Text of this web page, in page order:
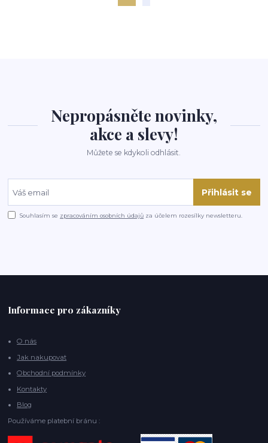
Nepropásněte novinky,
akce a slevy!
Můžete se kdykoli odhlásit.
Přihlásit se
Souhlasím se zpracováním osobních údajů za účelem rozesílky newsletteru.
Informace pro zákazníky
O nás
Jak nakupovat
Obchodní podmínky
Kontakty
Blog
Používáme platební bránu :